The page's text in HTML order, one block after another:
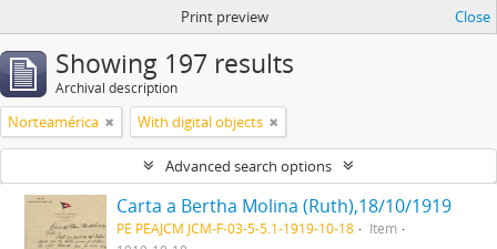
Print preview Close
Showing 197 results
Archival description
Norteamérica With digital objects
Advanced search options
Carta a Bertha Molina (Ruth),18/10/1919
PE PEAJCM JCM-F-03-5-5.1-1919-10-18
Item